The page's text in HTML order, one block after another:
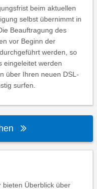
beim aktuellen
selbst übernimmt in
Beauftragung des
vor Beginn der
werden, so
eingeleitet werden
über Ihren neuen DSL-
surfen.
bieten Überblick über